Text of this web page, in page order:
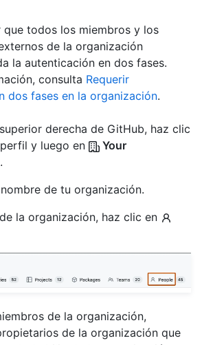
que todos los miembros y los
de la organización
la autenticación en dos fases.
consulta Requerir
dos fases en la organización.
derecha de GitHub, haz clic
y luego en
Your
.
de tu organización.
la organización, haz clic en
de la organización,
de la organización que